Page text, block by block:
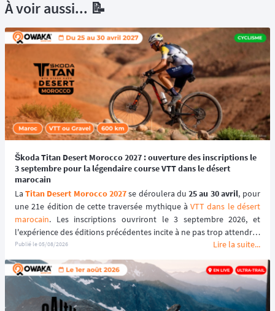
À voir aussi... 📝
Škoda Titan Desert Morocco 2027 : ouverture des inscriptions le
3 septembre pour la légendaire course VTT dans le désert
marocain
La Titan Desert Morocco 2027 se déroulera du 25 au 30 avril, pour
une 21e édition de cette traversée mythique à VTT dans le désert
marocain. Les inscriptions ouvriront le 3 septembre 2026, et
l'expérience des éditions précédentes incite à ne pas trop attendre :
le tarif early bird, réservé aux 100 premiers inscrits, s'est envolé en
quelques heures les années passées.
Publié le05/08/2026 Lire la suite...